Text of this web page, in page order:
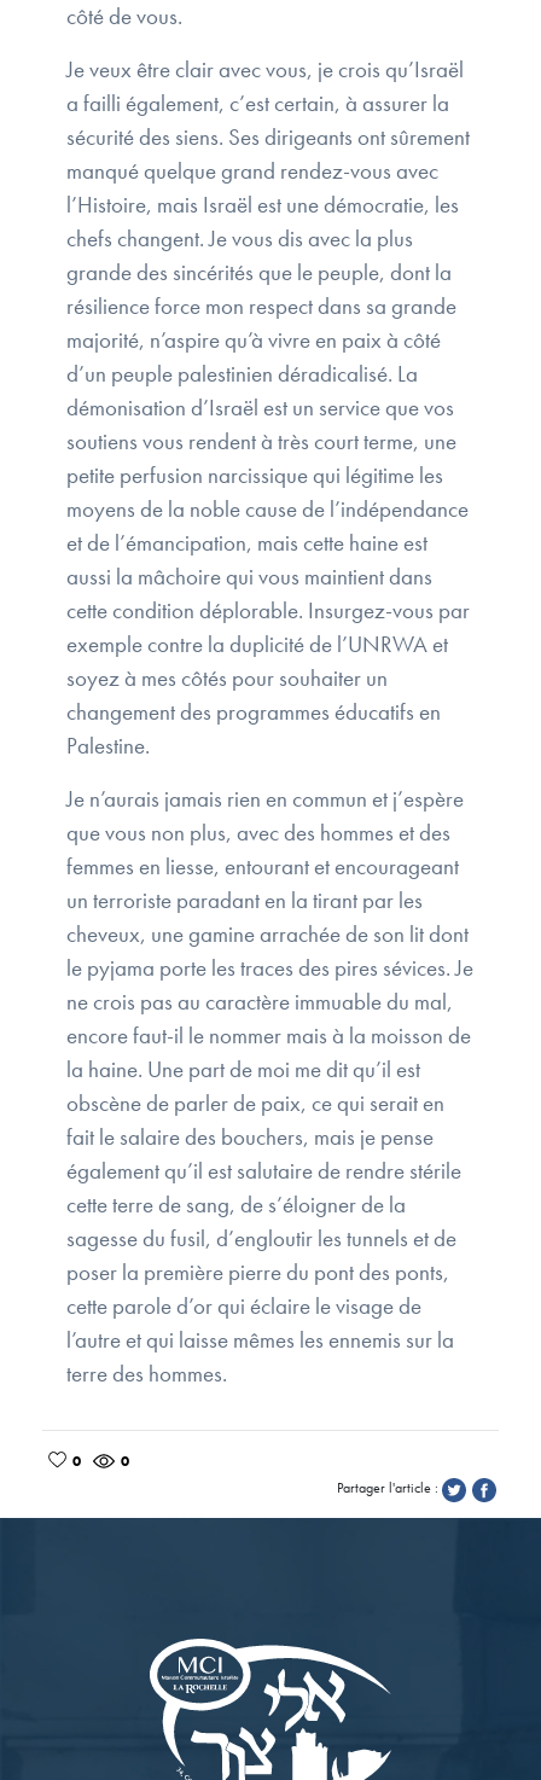
côté de vous.
Je veux être clair avec vous, je crois qu’Israël
a failli également, c’est certain, à assurer la
sécurité des siens. Ses dirigeants ont sûrement
manqué quelque grand rendez-vous avec
l’Histoire, mais Israël est une démocratie, les
chefs changent. Je vous dis avec la plus
grande des sincérités que le peuple, dont la
résilience force mon respect dans sa grande
majorité, n’aspire qu’à vivre en paix à côté
d’un peuple palestinien déradicalisé. La
démonisation d’Israël est un service que vos
soutiens vous rendent à très court terme, une
petite perfusion narcissique qui légitime les
moyens de la noble cause de l’indépendance
et de l’émancipation, mais cette haine est
aussi la mâchoire qui vous maintient dans
cette condition déplorable. Insurgez-vous par
exemple contre la duplicité de l’UNRWA et
soyez à mes côtés pour souhaiter un
changement des programmes éducatifs en
Palestine.
Je n’aurais jamais rien en commun et j’espère
que vous non plus, avec des hommes et des
femmes en liesse, entourant et encourageant
un terroriste paradant en la tirant par les
cheveux, une gamine arrachée de son lit dont
le pyjama porte les traces des pires sévices. Je
ne crois pas au caractère immuable du mal,
encore faut-il le nommer mais à la moisson de
la haine. Une part de moi me dit qu’il est
obscène de parler de paix, ce qui serait en
fait le salaire des bouchers, mais je pense
également qu’il est salutaire de rendre stérile
cette terre de sang, de s’éloigner de la
sagesse du fusil, d’engloutir les tunnels et de
poser la première pierre du pont des ponts,
cette parole d’or qui éclaire le visage de
l’autre et qui laisse mêmes les ennemis sur la
terre des hommes.
0
0
Partager l'article :